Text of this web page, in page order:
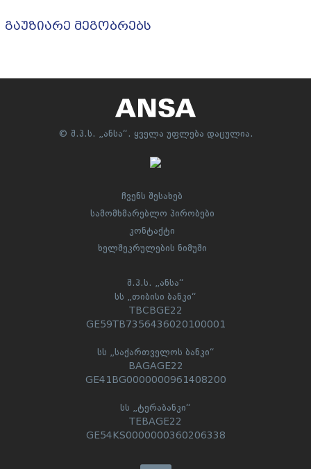
გაუზიარე მეგობრებს
© შ.პ.ს. „ანსა“. ყველა უფლება დაცულია.
ჩვენს შესახებ
სამომხმარებლო პირობები
კონტაქტი
ხელშეკრულების ნიმუში
შ.პ.ს. „ანსა“
სს „თიბისი ბანკი“
TBCBGE22
GE59TB7356436020100001
სს „საქართველოს ბანკი“
BAGAGE22
GE41BG0000000961408200
სს „ტერაბანკი“
TEBAGE22
GE54KS0000000360206338